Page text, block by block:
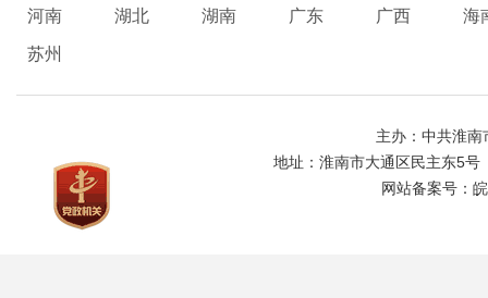
河南 湖北 湖南 广东 广西 海
苏州
主办：中共淮
地址：淮南市大通区民主东5号
网站备案号：